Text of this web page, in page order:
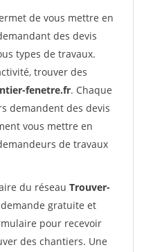
de vous mettre en
des devis
types de travaux.
trouver des
fenetre.fr. Chaque
demandent des devis
vous mettre en
de travaux
du réseau Trouver-
gratuite et
pour recevoir
des chantiers. Une